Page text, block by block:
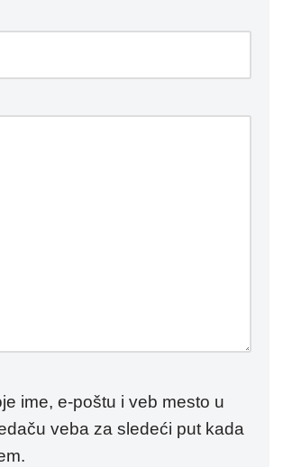
ime, e-poštu i veb mesto u
veba za sledeći put kada